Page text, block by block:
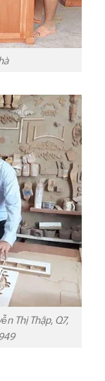
Thị Thập, Q7,